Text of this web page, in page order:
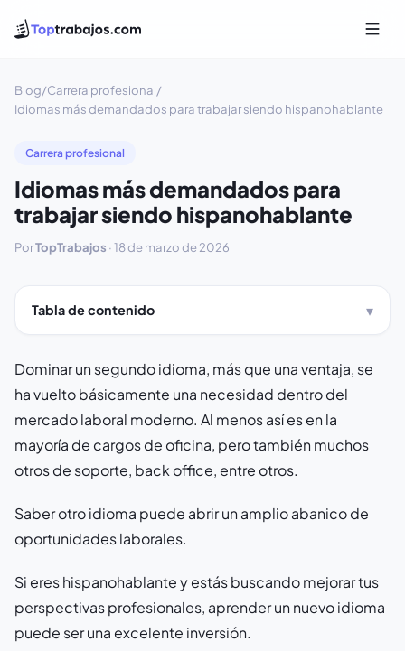
Blog/Carrera profesional/
Idiomas más demandados para trabajar siendo hispanohablante
Carrera profesional
Idiomas más demandados para
trabajar siendo hispanohablante
PorTopTrabajos ·18 de marzo de 2026
Tabla de contenido
Dominar un segundo idioma, más que una ventaja, se
ha vuelto básicamente una necesidad dentro del
mercado laboral moderno. Al menos así es en la
mayoría de cargos de oficina, pero también muchos
otros de soporte, back office, entre otros.
Saber otro idioma puede abrir un amplio abanico de
oportunidades laborales.
Si eres hispanohablante y estás buscando mejorar tus
perspectivas profesionales, aprender un nuevo idioma
puede ser una excelente inversión.